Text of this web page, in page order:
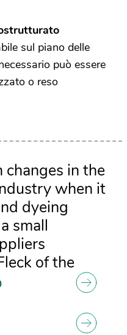
sul piano delle
può essere
o reso
in the
when it
dyeing
small
of the